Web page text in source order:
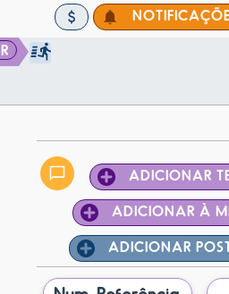
ADICIONAR
ADICIONAR À
ADICIONAR